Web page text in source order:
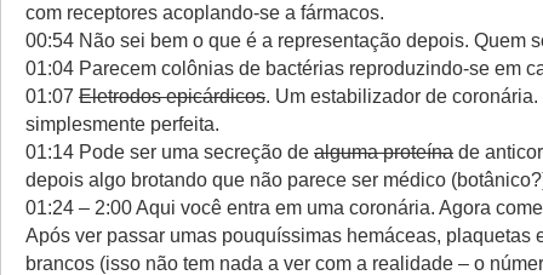
com receptores acoplando-se a fármacos.
00:54 Não sei bem o que é a representação depois. Quem
01:04 Parecem colônias de bactérias reproduzindo-se em
01:07 Eletrodos epicárdicos. Um estabilizador de coronária.
simplesmente perfeita.
01:14 Pode ser uma secreção de alguma proteína de
depois algo brotando que não parece ser médico
01:24 – 2:00 Aqui você entra em uma coronária. Agora
Após ver passar umas pouquíssimas hemáceas, plaquetas
brancos (isso não tem nada a ver com a realidade – o